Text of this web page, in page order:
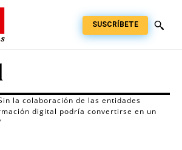
SUSCRÍBETE
la colaboración de las entidades
digital podría convertirse en un